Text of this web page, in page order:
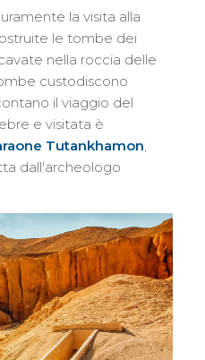
la visita alla
le tombe dei
nella roccia delle
custodiscono
il viaggio del
e visitata è
Tutankhamon,
dall'archeologo